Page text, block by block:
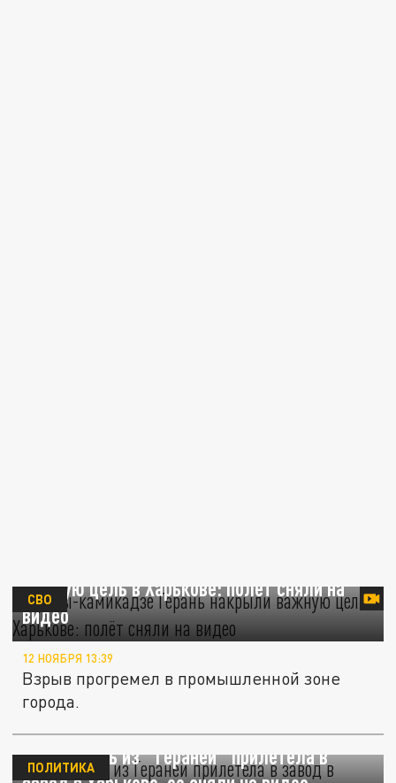
важную цель в Харькове: полёт сняли на
видео
СВО
12 НОЯБРЯ 13:39
Взрыв прогремел в промышленной зоне
города.
РГ: Очередь из "Гераней" прилетела в
ПОЛИТИКА